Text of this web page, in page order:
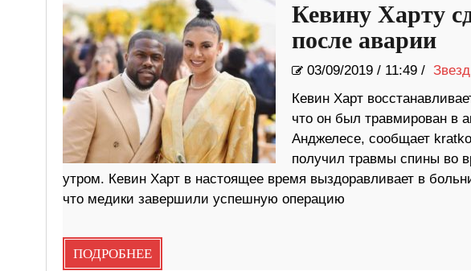
Кевину Харту
после аварии
03/09/2019/ 11:49 /
Кевин Харт
что он был травмирован в
Анджелесе, сообщает
получил травмы спины во
утром. Кевин Харт в настоящее время выздоравливает в
что медики завершили успешную операцию
ПОДРОБНЕЕ